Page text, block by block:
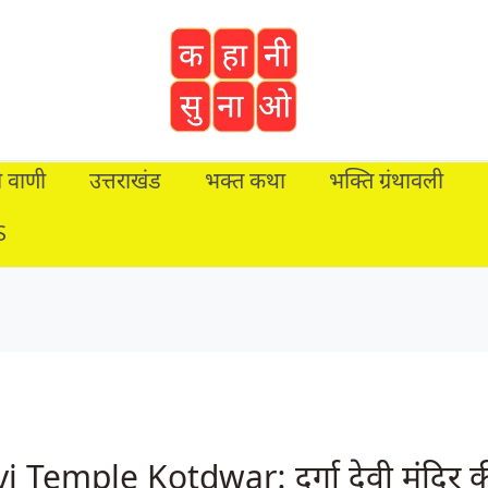
वाणी उत्तराखंड भक्त कथा
भक्ति ग्रंथावली